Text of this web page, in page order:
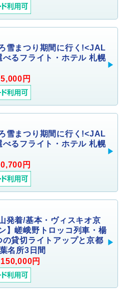
雪まつり期間に行く!<JAL
べるフライト・ホテル 札幌
円
雪まつり期間に行く!<JAL
べるフライト・ホテル 札幌
円
発着/基本・ヴィスキオ京
】嵯峨野トロッコ列車・楊
の貸切ライトアップと京都
名所3日間
円